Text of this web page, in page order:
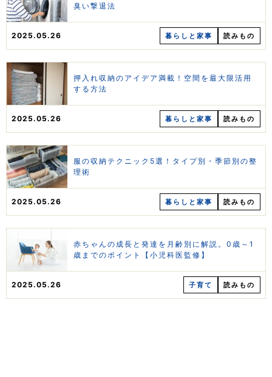
2025.05.26 暮らしと家事 読みもの
臭い撃退法
2025.05.26 暮らしと家事 読みもの
押入れ収納のアイデア満載！空間を最大限活用
する方法
2025.05.26 暮らしと家事 読みもの
服の収納テクニック5選！タイプ別・季節別の整
理術
2025.05.26 子育て 読みもの
赤ちゃんの成長と発達を月齢別に解説。0歳～1
歳までのポイント【小児科医監修】